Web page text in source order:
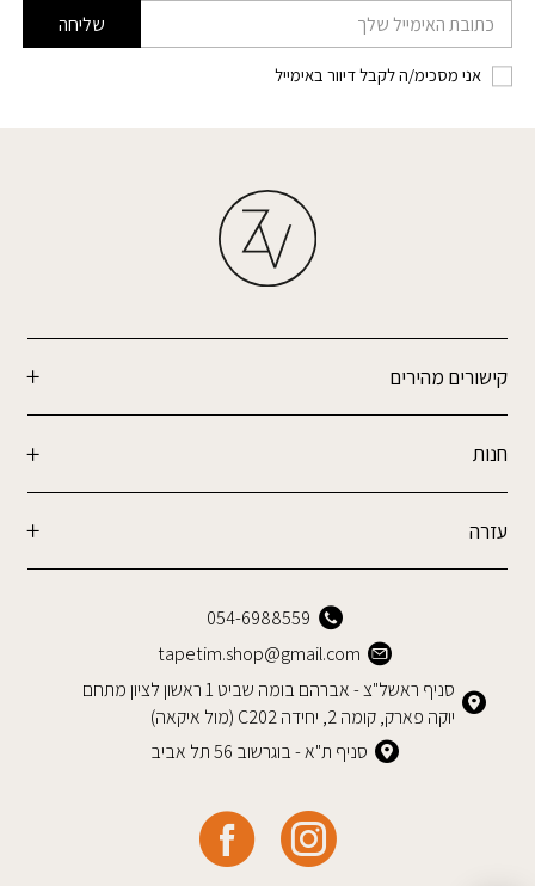
דוא׳׳ל שליחה
אני מסכימ/ה לקבל דיוור באימייל
קישורים מהירים
חנות
עזרה
054-6988559
tapetim.shop@gmail.com
סניף ראשל"צ - אברהם בומה שביט 1 ראשון לציון מתחם
יוקה פארק, קומה 2, יחידה C202 (מול איקאה)
סניף ת"א - בוגרשוב 56 תל אביב